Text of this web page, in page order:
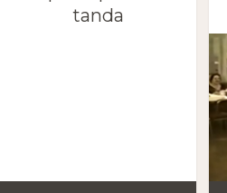
tanda